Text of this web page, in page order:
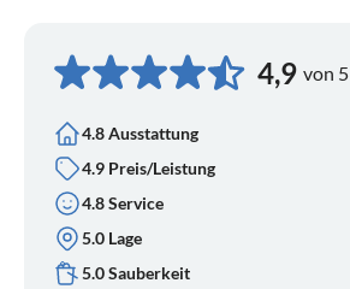
4,9 von 5
4.8 Ausstattung
4.9 Preis/Leistung
4.8 Service
5.0 Lage
5.0 Sauberkeit